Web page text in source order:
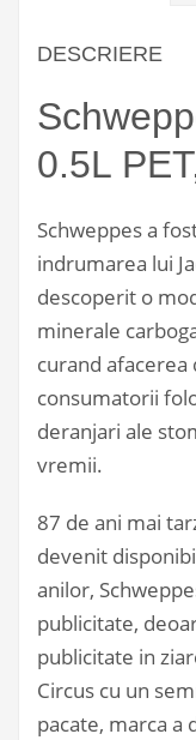
DESCRIERE
0.5L
Schweppes a
indrumarea lui
descoperit o
minerale
curand afacerea
consumatorii
deranjari ale
vremii.
87 de ani mai
devenit
anilor,
publicitate,
publicitate in
Circus cu un
pacate, marca a